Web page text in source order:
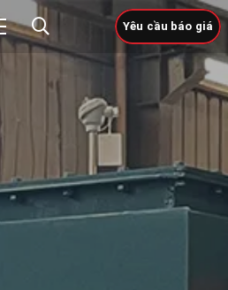
Yêu cầu báo giá